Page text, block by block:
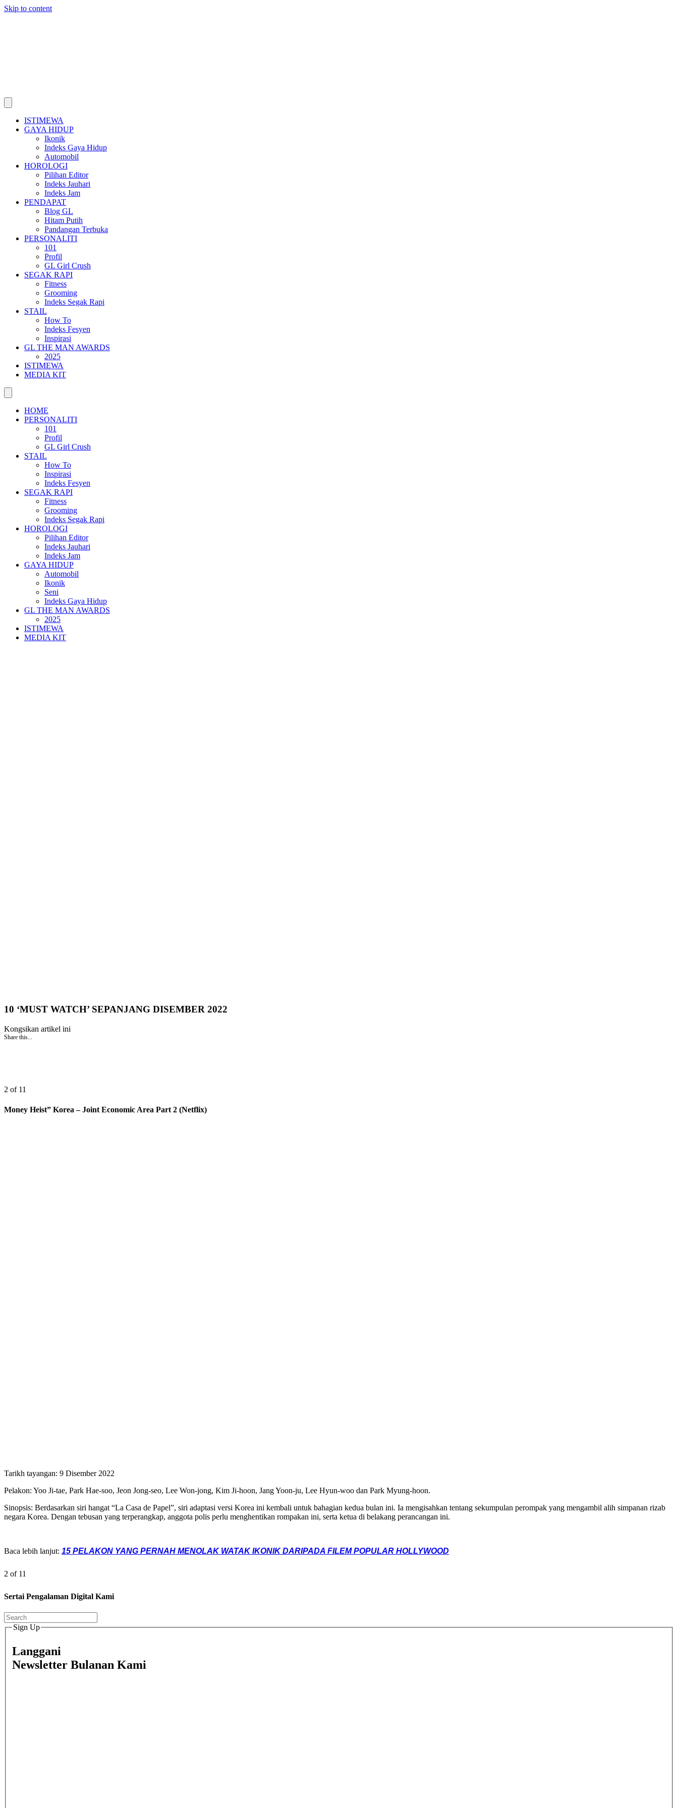
Skip to content
ISTIMEWA
GAYA HIDUP
Ikonik
Indeks Gaya Hidup
Automobil
HOROLOGI
Pilihan Editor
Indeks Jauhari
Indeks Jam
PENDAPAT
Blog GL
Hitam Putih
Pandangan Terbuka
PERSONALITI
101
Profil
GL Girl Crush
SEGAK RAPI
Fitness
Grooming
Indeks Segak Rapi
STAIL
How To
Indeks Fesyen
Inspirasi
GL THE MAN AWARDS
2025
ISTIMEWA
MEDIA KIT
HOME
PERSONALITI
101
Profil
GL Girl Crush
STAIL
How To
Inspirasi
Indeks Fesyen
SEGAK RAPI
Fitness
Grooming
Indeks Segak Rapi
HOROLOGI
Pilihan Editor
Indeks Jauhari
Indeks Jam
GAYA HIDUP
Automobil
Ikonik
Seni
Indeks Gaya Hidup
GL THE MAN AWARDS
2025
ISTIMEWA
MEDIA KIT
10 ‘MUST WATCH’ SEPANJANG DISEMBER 2022
Kongsikan artikel ini
Share this...
2 of 11
Money Heist” Korea – Joint Economic Area Part 2 (Netflix)
Tarikh tayangan: 9 Disember 2022
Pelakon: Yoo Ji-tae, Park Hae-soo, Jeon Jong-seo, Lee Won-jong, Kim Ji-hoon, Jang Yoon-ju, Lee Hyun-woo dan Park Myung-hoon.
Sinopsis: Berdasarkan siri hangat “La Casa de Papel”, siri adaptasi versi Korea ini kembali untuk bahagian kedua bulan ini. Ia mengisahkan tentang sekumpulan perompak yang mengambil alih simpanan rizab
negara Korea. Dengan tebusan yang terperangkap, anggota polis perlu menghentikan rompakan ini, serta ketua di belakang perancangan ini.
Baca lebih lanjut: 15 PELAKON YANG PERNAH MENOLAK WATAK IKONIK DARIPADA FILEM POPULAR HOLLYWOOD
2 of 11
Sertai Pengalaman Digital Kami
Sign Up
Langgani
Newsletter Bulanan Kami